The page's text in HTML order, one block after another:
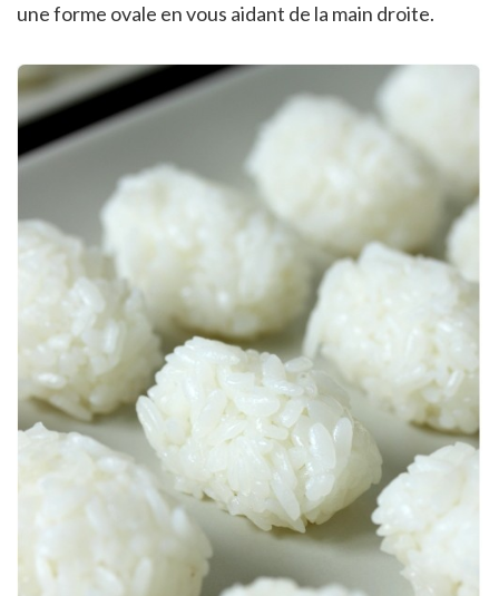
une forme ovale en vous aidant de la main droite.